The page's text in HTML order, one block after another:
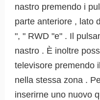
nastro premendo i
parte anteriore , lato
", " RWD "e" . Il
nastro . È inoltre
televisore premendo
nella stessa zona .
inserirne uno nuovo